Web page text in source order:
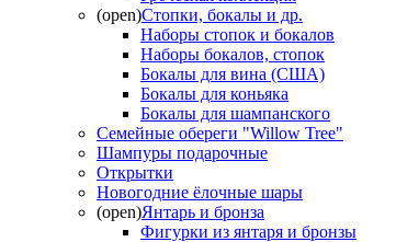
(open)Стопки, бокалы и др.
Наборы стопок и бокалов
Наборы бокалов, стопок
Бокалы для вина (США)
Бокалы для коньяка
Бокалы для шампанского
Семейные обереги "Willow Tree"
Шампуры подарочные
Открытки
Новогодние ёлочные шары
(open)Янтарь и бронза
Фигурки из янтаря и бронзы